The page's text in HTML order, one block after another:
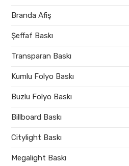
Branda Afiş
Şeffaf Baskı
Transparan Baskı
Kumlu Folyo Baskı
Buzlu Folyo Baskı
Billboard Baskı
Citylight Baskı
Megalight Baskı